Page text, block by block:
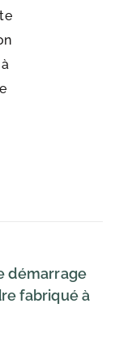
démarrage
fabriqué à